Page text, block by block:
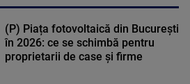
(P) Piața fotovoltaică din București
în 2026: ce se schimbă pentru
proprietarii de case și firme